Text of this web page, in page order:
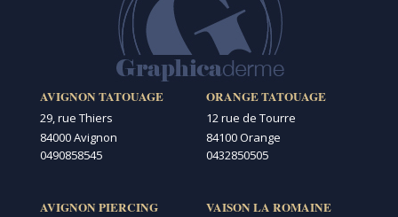
AVIGNON TATOUAGE
29, rue Thiers
84000 Avignon
0490858545
AVIGNON PIERCING
ORANGE TATOUAGE
12 rue de Tourre
84100 Orange
0432850505
VAISON LA ROMAINE